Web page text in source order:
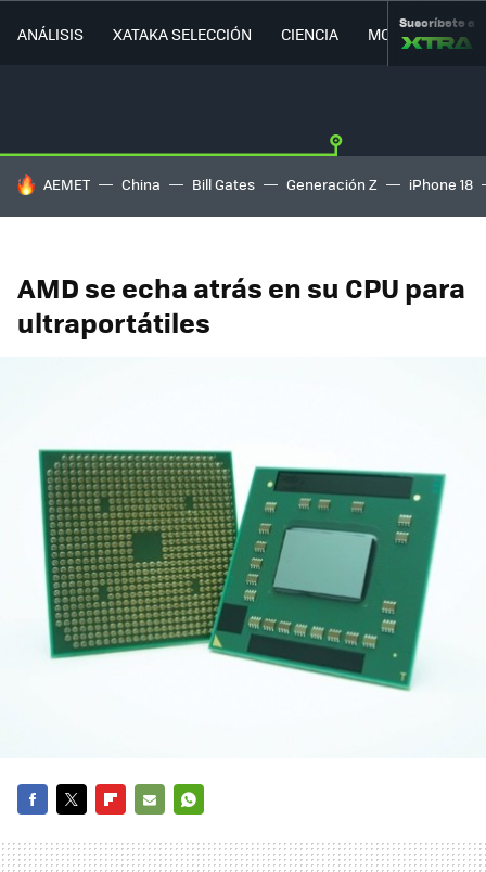
ANÁLISIS XATAKA SELECCIÓN CIENCIA MOVILIDAD
Suscríbete a
HOY SE HABLA DE
AEMET China Bill Gates Generación Z iPhone 18
AMD se echa atrás en su CPU para
ultraportátiles
MAIL